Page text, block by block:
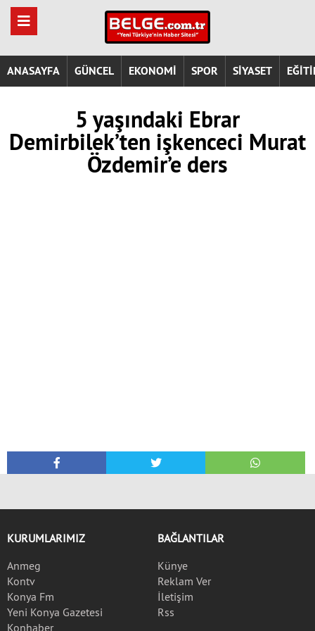
ANASAYFA GÜNCEL EKONOMİ SPOR SİYASET
5 yaşındaki Ebrar
Demirbilek’ten işkenceci Murat
Özdemir’e ders
KURUMLARIMIZ
Anmeg
Kontv
Konya Fm
Yeni Konya Gazetesi
Konhaber
BAĞLANTILAR
Künye
Reklam Ver
İletişim
Rss